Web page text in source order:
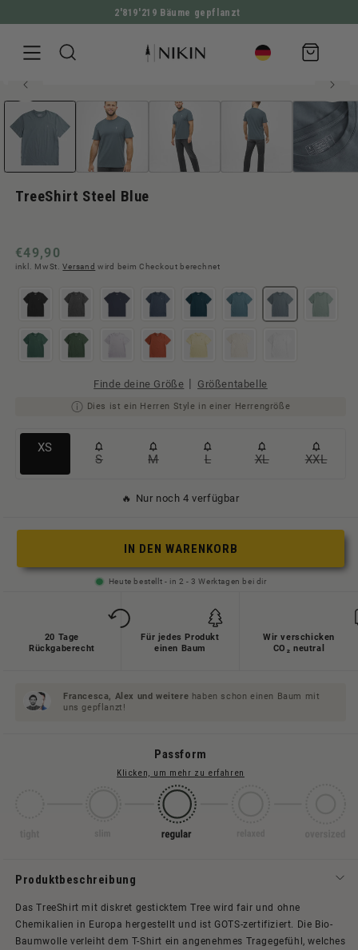
DIREKT ZUM INHALT
2'819'219 Bäume gepflanzt
Warenkorb
ZU PRODUKTINFORMATIONEN SPRINGEN
Herren Style
Medien
1
Modal
öffnen
TreeShirt Steel Blue
Normaler
Preis
€49,90
inkl. MwSt.Versand wird beim Checkout berechnet
Finde deine Größe Größentabelle
Dies ist ein Herren Style in einer Herrengröße
XS
Variante
verfügbar
SVariante
oder
nicht
verfügbar
MVariante
oder
nicht
verfügbar
LVariante
oder
nicht
verfügbar
XLVariante
nicht
XXL
nicht
🔥 Nur noch 4 verfügbar
IN DEN WARENKORB
Heute bestellt - in 2 - 3 Werktagen bei dir
20 Tage
Rückgaberecht
Für jedes Produkt
einen Baum
Wir verschicken
CO₂ neutral
Francesca, Alex und weitere haben schon einen Baum mit
uns gepflanzt!
Passform
Klicken, um mehr zu erfahren
Produktbeschreibung
Das TreeShirt mit diskret gesticktem Tree wird fair und ohne
Chemikalien in Europa hergestellt und ist GOTS-zertifiziert. Die Bio-
Baumwolle verleiht dem T-Shirt ein angenehmes Tragegefühl, welches